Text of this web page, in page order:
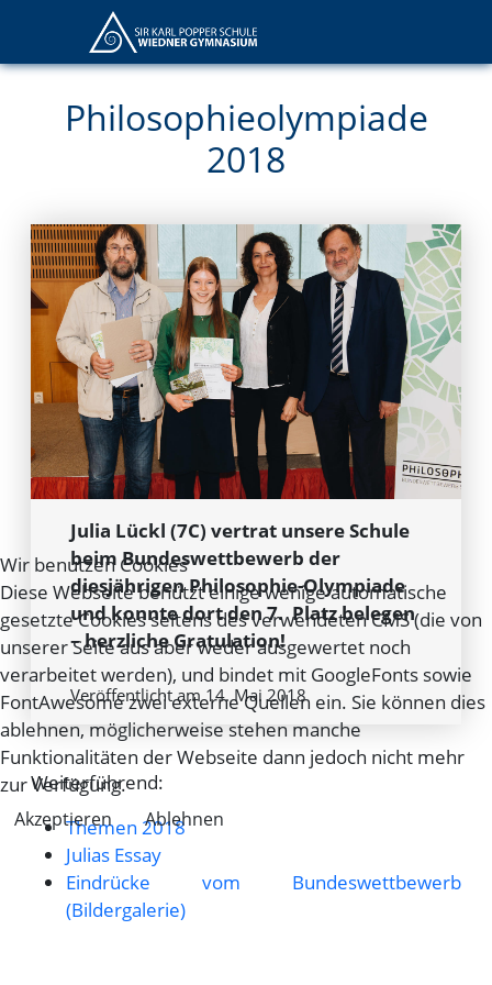
Philosophieolympiade
2018
Julia Lückl (7C) vertrat unsere Schule
beim Bundeswettbewerb der
diesjährigen Philosophie-Olympiade
und konnte dort den 7. Platz belegen
– herzliche Gratulation!
Veröffentlicht am 14. Mai 2018
Weiterführend:
Themen 2018
Julias Essay
Eindrücke vom Bundeswettbewerb
(Bildergalerie)
Wir benutzen Cookies
Diese Webseite benützt einige wenige automatische
gesetzte Cookies seitens des verwendeten CMS (die von
unserer Seite aus aber weder ausgewertet noch
verarbeitet werden), und bindet mit GoogleFonts sowie
FontAwesome zwei externe Quellen ein. Sie können dies
ablehnen, möglicherweise stehen manche
Funktionalitäten der Webseite dann jedoch nicht mehr
zur Verfügung.
Akzeptieren Ablehnen